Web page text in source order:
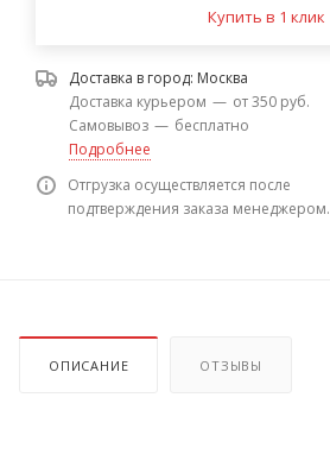
Купить в 1 клик
Доставка в город: Москва
Доставка курьером — от 350 руб.
Самовывоз — бесплатно
Подробнее
Отгрузка осуществляется после
подтверждения заказа менеджером.
ОПИСАНИЕ ОТЗЫВЫ